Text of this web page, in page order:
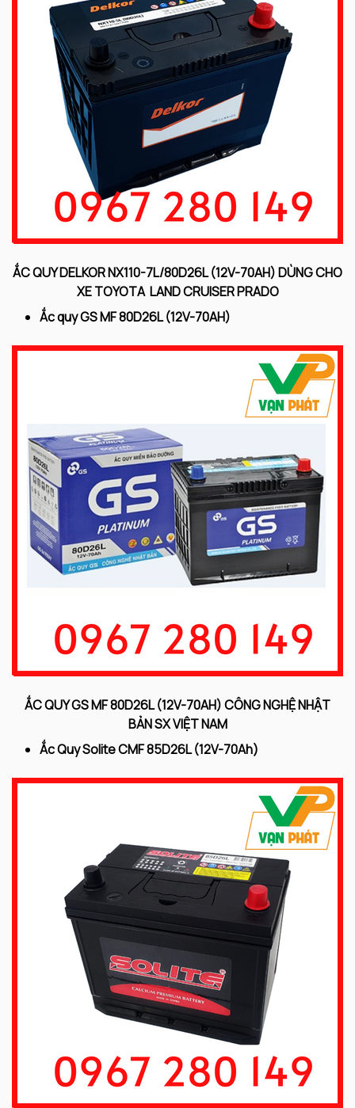
ẮC QUY DELKOR NX110-7L/80D26L (12V-70AH) DÙNG CHO
XE TOYOTA LAND CRUISER PRADO
Ắc quy GS MF 80D26L (12V-70AH)
ẮC QUY GS MF 80D26L (12V-70AH) CÔNG NGHỆ NHẬT
BẢN SX VIỆT NAM
Ắc Quy Solite CMF 85D26L (12V-70Ah)